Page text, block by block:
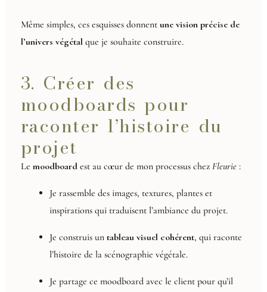
Même simples, ces esquisses donnent une vision précise de
l’univers végétalque je souhaite construire.
3. Créer des
moodboards pour
raconter l’histoire du
projet
Le moodboardest au cœur de mon processus chez Fleurie:
Je rassemble des images, textures, plantes et
inspirations qui traduisent l’ambiance du projet.
Je construis un tableau visuel cohérent, qui raconte
l’histoire de la scénographie végétale.
Je partage ce moodboard avec le client pour qu’il